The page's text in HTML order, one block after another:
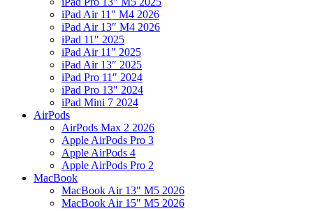
iPad Air 11″ M4 2026
iPad Air 13″ M4 2026
iPad 11″ 2025
iPad Air 11″ 2025
iPad Air 13″ 2025
iPad Pro 11″ 2024
iPad Pro 13″ 2024
iPad Mini 7 2024
AirPods
AirPods Max 2 2026
Apple AirPods Pro 3
Apple AirPods 4
Apple AirPods Pro 2
MacBook
MacBook Air 13″ M5 2026
MacBook Air 15″ M5 2026